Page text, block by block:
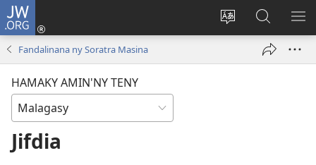
JW.ORG
Hiova
Hiditra
(manokatra
ato
Amin’ny
Fandalinana ny Soratra Masina
HAMAKY AMIN'NY TENY
Jifdia